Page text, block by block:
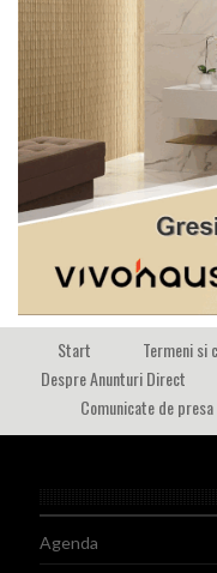
Start Termeni si
Despre Anunturi Direct
Comunicate de presa
Agenda